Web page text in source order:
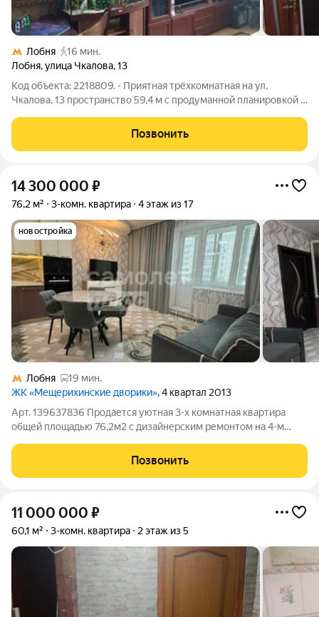
Лобня
16 мин.
Лобня,улица Чкалова,13
Код объекта: 2218809. - Приятная трёхкомнатная на ул.
Чкалова, 13 пространство 59,4 м с продуманной планировкой и
изолированы, окна выходят на улицу чувствуется городской
ритм и достаточное
Позвонить
14 300 000 ₽
76,2 м² 3-комн. квартира 4 этаж из 17
новостройка
Лобня
19 мин.
ЖК «Мещерихинские дворики», 4 квартал 2013
Арт. 139637836 Продается уютная 3-х комнатная квартира
общей площадью 76,2м2 с дизайнерским ремонтом на 4-м
комнаты изолированные, что обеспечивает комфорт и
приватность. Просторная кухня с выходом
Позвонить
11 000 000 ₽
60,1 м² 3-комн. квартира 2 этаж из 5